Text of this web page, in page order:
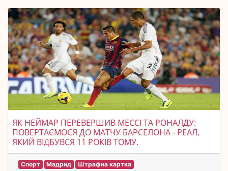
ЯК НЕЙМАР ПЕРЕВЕРШИВ МЕССІ ТА РОНАЛДУ:
ПОВЕРТАЄМОСЯ ДО МАТЧУ БАРСЕЛОНА - РЕАЛ,
ЯКИЙ ВІДБУВСЯ 11 РОКІВ ТОМУ.
Спорт Мадрид Штрафна картка